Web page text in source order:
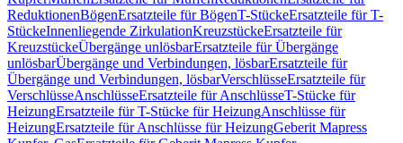
ReduktionenBögenErsatzteile für BögenT-StückeErsatzteile für T-
StückeInnenliegende ZirkulationKreuzstückeErsatzteile für
KreuzstückeÜbergänge unlösbarErsatzteile für Übergänge
unlösbarÜbergänge und Verbindungen, lösbarErsatzteile für
Übergänge und Verbindungen, lösbarVerschlüsseErsatzteile für
VerschlüsseAnschlüsseErsatzteile für AnschlüsseT-Stücke für
HeizungErsatzteile für T-Stücke für HeizungAnschlüsse für
HeizungErsatzteile für Anschlüsse für HeizungGeberit Mapress